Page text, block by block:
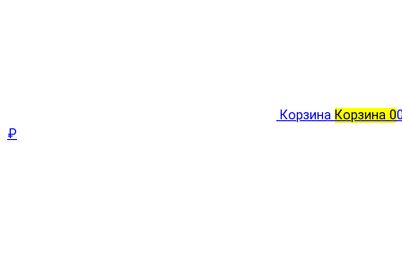
Корзина Корзина 0
₽